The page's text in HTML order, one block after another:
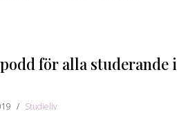
för alla studerande i
Studieliv